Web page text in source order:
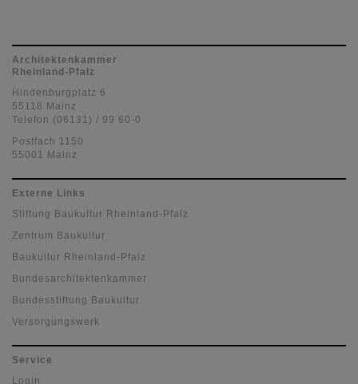
Architektenkammer
Rheinland-Pfalz
Hindenburgplatz 6
55118 Mainz
Telefon (06131) / 99 60-0
Postfach 1150
55001 Mainz
Externe Links
Stiftung Baukultur Rheinland-Pfalz
Zentrum Baukultur
Baukultur Rheinland-Pfalz
Bundesarchitektenkammer
Bundesstiftung Baukultur
Versorgungswerk
Service
Login